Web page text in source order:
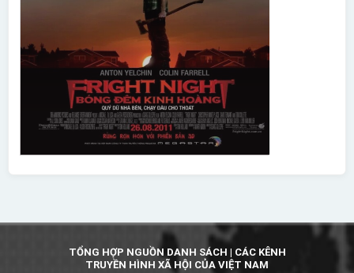
TỔNG HỢP NGUỒN DANH SÁCH | CÁC KÊNH
TRUYỀN HÌNH XÃ HỘI CỦA VIỆT NAM